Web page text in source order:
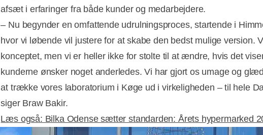
afsæt i erfaringer fra både kunder og medarbejdere.
– Nu begynder en omfattende udrulningsproces, startende i
hvor vi løbende vil justere for at skabe den bedst mulige version.
konceptet, men vi er heller ikke for stolte til at ændre, hvis det
kunderne ønsker noget anderledes. Vi har gjort os umage og
at trække vores laboratorium i Køge ud i virkeligheden – til hele
siger Braw Bakir.
Læs også: Bilka Odense sætter standarden: Årets hypermarked